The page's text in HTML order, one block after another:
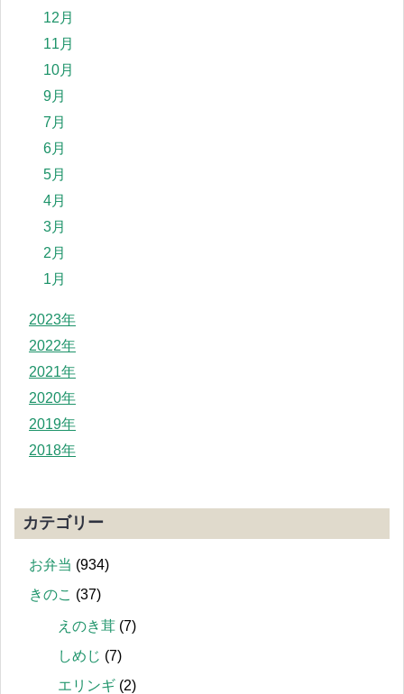
12月
11月
10月
9月
7月
6月
5月
4月
3月
2月
1月
2023年
2022年
2021年
2020年
2019年
2018年
カテゴリー
お弁当 (934)
きのこ (37)
えのき茸 (7)
しめじ (7)
エリンギ (2)